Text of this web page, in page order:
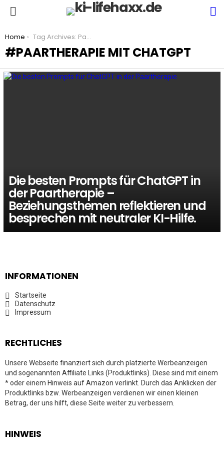
You are here:
Home Tag Archives: Paartherapie mit ChatGPT
PAARTHERAPIE MIT CHATGPT
Die besten Prompts für ChatGPT in
der Paartherapie –
Beziehungsthemen reflektieren und
besprechen mit neutraler KI-Hilfe.
INFORMATIONEN
Startseite
Datenschutz
Impressum
RECHTLICHES
Unsere Webseite finanziert sich durch platzierte Werbeanzeigen
und sogenannten Affiliate Links (Produktlinks). Diese sind mit einem
* oder einem Hinweis auf Amazon verlinkt. Durch das Anklicken der
Produktlinks bzw. Werbeanzeigen verdienen wir einen kleinen
Betrag, der uns hilft, diese Seite weiter zu verbessern.
HINWEIS